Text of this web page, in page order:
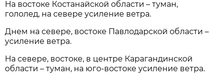
На востоке Костанайской области – туман,
гололед, на севере усиление ветра.
Днем на севере, востоке Павлодарской области –
усиление ветра.
На севере, востоке, в центре Карагандинской
области – туман, на юго-востоке усиление ветра.